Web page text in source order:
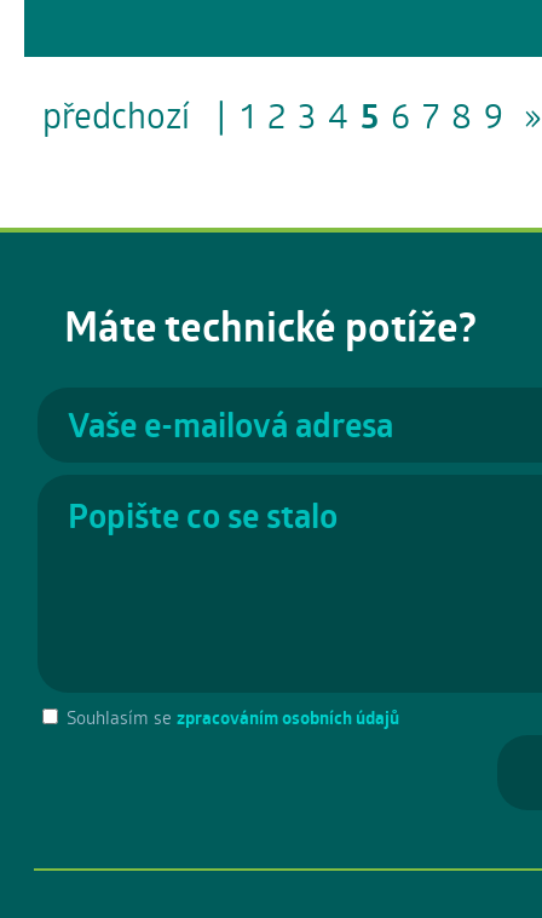
předchozí | 1 2 3 4 5 6 7 8 9 »
Máte technické potíže?
Souhlasím se zpracováním osobních údajů